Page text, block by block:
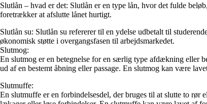
Slutlån – hvad er det: Slutlån er en type lån, hvor det fulde
foretrækker at afslutte lånet hurtigt.
Slutlån su: Slutlån su refererer til en ydelse udbetalt til
økonomisk støtte i overgangsfasen til arbejdsmarkedet.
Slutmog:
En slutmog er en betegnelse for en særlig type afdækning eller
ud af en bestemt åbning eller passage. En slutmog kan være
Slutmuffe:
En slutmuffe er en forbindelsesdel, der bruges til at slutte to